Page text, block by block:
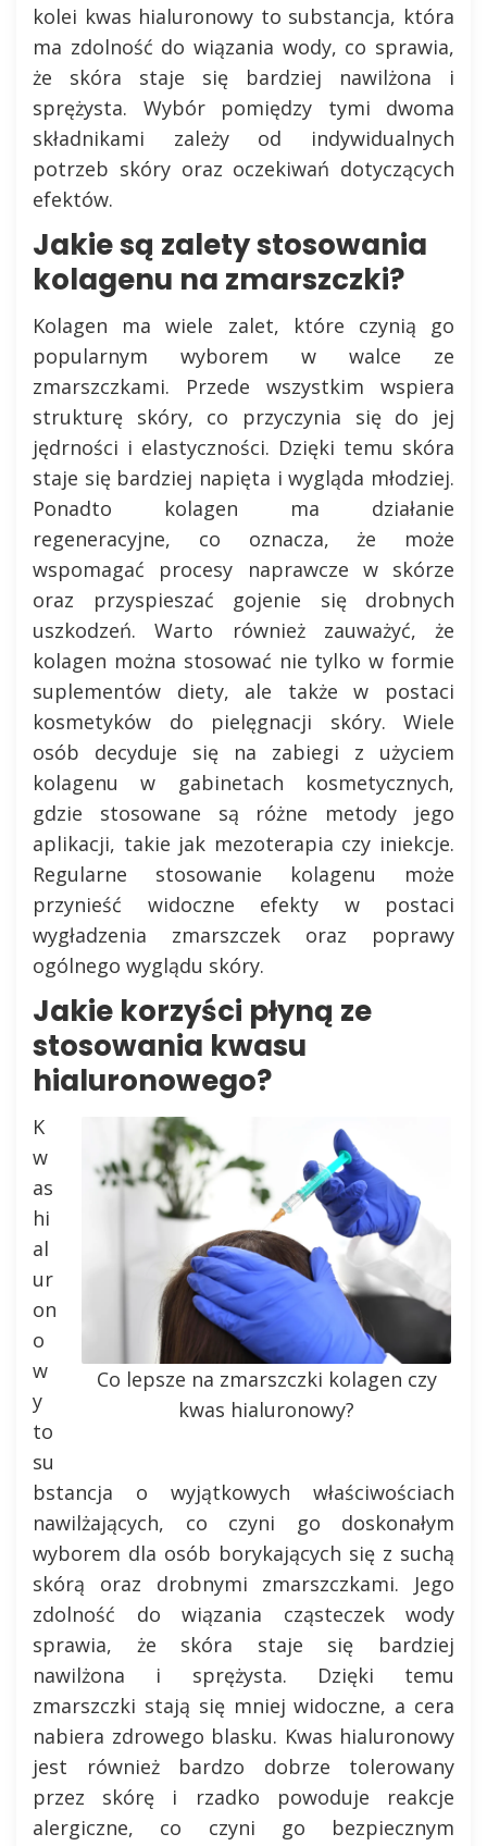
kolei kwas hialuronowy to substancja, która
ma zdolność do wiązania wody, co sprawia,
że skóra staje się bardziej nawilżona i
sprężysta. Wybór pomiędzy tymi dwoma
składnikami zależy od indywidualnych
potrzeb skóry oraz oczekiwań dotyczących
efektów.
Jakie są zalety stosowania
kolagenu na zmarszczki?
Kolagen ma wiele zalet, które czynią go
popularnym wyborem w walce ze
zmarszczkami. Przede wszystkim wspiera
strukturę skóry, co przyczynia się do jej
jędrności i elastyczności. Dzięki temu skóra
staje się bardziej napięta i wygląda młodziej.
Ponadto kolagen ma działanie
regeneracyjne, co oznacza, że może
wspomagać procesy naprawcze w skórze
oraz przyspieszać gojenie się drobnych
uszkodzeń. Warto również zauważyć, że
kolagen można stosować nie tylko w formie
suplementów diety, ale także w postaci
kosmetyków do pielęgnacji skóry. Wiele
osób decyduje się na zabiegi z użyciem
kolagenu w gabinetach kosmetycznych,
gdzie stosowane są różne metody jego
aplikacji, takie jak mezoterapia czy iniekcje.
Regularne stosowanie kolagenu może
przynieść widoczne efekty w postaci
wygładzenia zmarszczek oraz poprawy
ogólnego wyglądu skóry.
Jakie korzyści płyną ze
stosowania kwasu
hialuronowego?
Co lepsze na zmarszczki kolagen czy
kwas hialuronowy?
K
w
as
hi
al
ur
on
o
w
y
to
su
bstancja o wyjątkowych właściwościach
nawilżających, co czyni go doskonałym
wyborem dla osób borykających się z suchą
skórą oraz drobnymi zmarszczkami. Jego
zdolność do wiązania cząsteczek wody
sprawia, że skóra staje się bardziej
nawilżona i sprężysta. Dzięki temu
zmarszczki stają się mniej widoczne, a cera
nabiera zdrowego blasku. Kwas hialuronowy
jest również bardzo dobrze tolerowany
przez skórę i rzadko powoduje reakcje
alergiczne, co czyni go bezpiecznym